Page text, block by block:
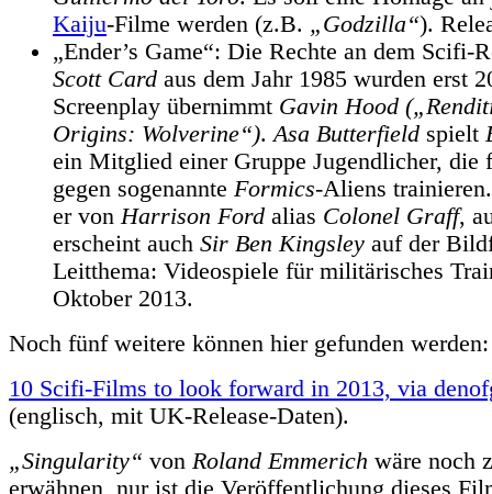
Kaiju-Filme werden (z.B. „Godzilla“).
„Ender’s Game“: Die Rechte an dem Scifi-
Scott Card aus dem Jahr 1985 wurden erst
Screenplay übernimmt Gavin Hood
Origins: Wolverine“).Asa Butterfield spielt
ein Mitglied einer Gruppe Jugendlicher, die
gegen sogenannte Formics-Aliens
er vonHarrison Ford alias Colonel Graff,
erscheint auch Sir Ben Kingsley auf der
Leitthema: Videospiele für militärisches
Oktober 2013.
Noch fünf weitere können hier gefunden werden:
10 Scifi-Films to look forward in 2013, via
(englisch, mit UK-Release-Daten).
„Singularity“ von Roland Emmerich wäre noch